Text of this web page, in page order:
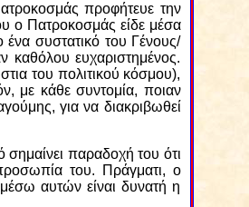
προφήτευε την
ο Πατροκοσμάς είδε μέσα
συστατικό του Γένους/
καθόλου ευχαριστημένος.
του πολιτικού κόσμου),
με κάθε συντομία, ποιαν
για να διακριβωθεί
παραδοχή του ότι
του. Πράγματι, ο
αυτών είναι δυνατή η